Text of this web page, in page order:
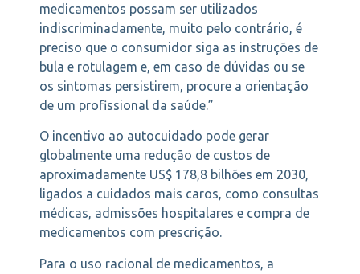
medicamentos possam ser utilizados
indiscriminadamente, muito pelo contrário, é
preciso que o consumidor siga as instruções de
bula e rotulagem e, em caso de dúvidas ou se
os sintomas persistirem, procure a orientação
de um profissional da saúde.”
O incentivo ao autocuidado pode gerar
globalmente uma redução de custos de
aproximadamente US$ 178,8 bilhões em 2030,
ligados a cuidados mais caros, como consultas
médicas, admissões hospitalares e compra de
medicamentos com prescrição.
Para o uso racional de medicamentos, a